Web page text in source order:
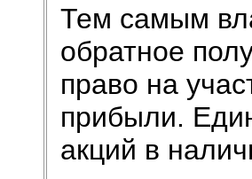
Тем самым
обратное
право на
прибыли.
акций в